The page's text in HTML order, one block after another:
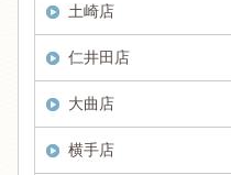
土崎店
仁井田店
大曲店
横手店